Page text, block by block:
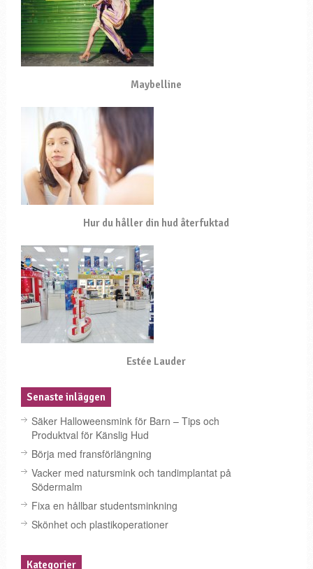
Maybelline
Hur du håller din hud återfuktad
Estée Lauder
Senaste inläggen
Säker Halloweensmink för Barn – Tips och
Produktval för Känslig Hud
Börja med fransförlängning
Vacker med natursmink och tandimplantat på
Södermalm
Fixa en hållbar studentsminkning
Skönhet och plastikoperationer
Kategorier